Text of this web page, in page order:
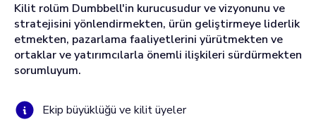
Kilit rolüm Dumbbell'in kurucusudur ve vizyonunu ve
stratejisini yönlendirmekten, ürün geliştirmeye liderlik
etmekten, pazarlama faaliyetlerini yürütmekten ve
ortaklar ve yatırımcılarla önemli ilişkileri sürdürmekten
sorumluyum.
Ekip büyüklüğü ve kilit üyeler